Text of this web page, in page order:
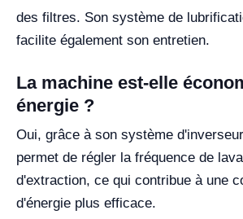
des filtres. Son système de
facilite également son entretien.
La machine est-elle
énergie ?
Oui, grâce à son système
permet de régler la fréquence de
d'extraction, ce qui contribue à une
d'énergie plus efficace.